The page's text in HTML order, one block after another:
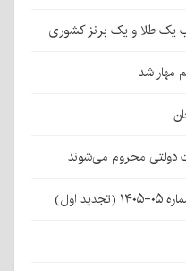
یک طلا و یک برنز کشوری
مهار شد
دولتی محروم می‌شوند
اول)